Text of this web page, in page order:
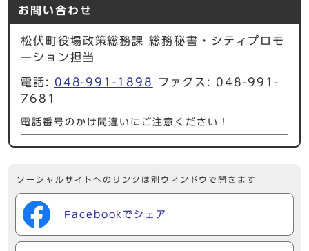
お問い合わせ
松伏町役場政策総務課 総務秘書・シティプロモ
ーション担当
電話: 048-991-1898
ファクス: 048-991-
7681
電話番号のかけ間違いにご注意ください！
ソーシャルサイトへのリンクは別ウィンドウで開きます
Facebookでシェア